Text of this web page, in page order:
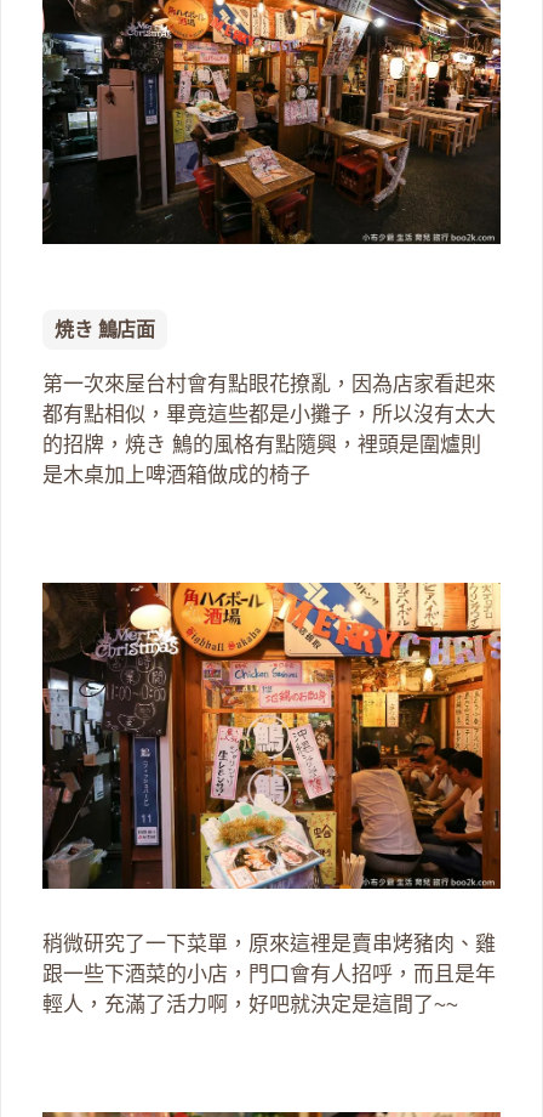
焼き 鷠店面
第一次來屋台村會有點眼花撩亂，因為店家看起來
都有點相似，畢竟這些都是小攤子，所以沒有太大
的招牌，焼き 鷠的風格有點隨興，裡頭是圍爐則
是木桌加上啤酒箱做成的椅子
稍微研究了一下菜單，原來這裡是賣串烤豬肉、雞
跟一些下酒菜的小店，門口會有人招呼，而且是年
輕人，充滿了活力啊，好吧就決定是這間了~~